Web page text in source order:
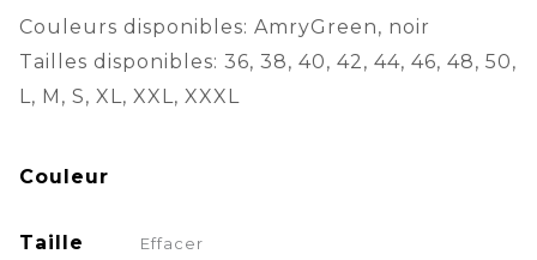
Couleurs disponibles: AmryGreen, noir
Tailles disponibles: 36, 38, 40, 42, 44, 46, 48, 50,
L, M, S, XL, XXL, XXXL
Couleur
Taille Effacer